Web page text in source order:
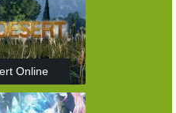
Online